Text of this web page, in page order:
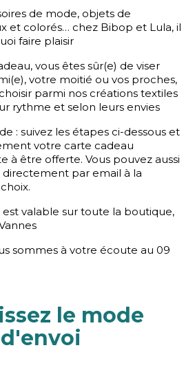
de mode, objets de
et colorés… chez Bibop et Lula, il
faire plaisir
vous êtes sûr(e) de viser
votre moitié ou vos proches,
parmi nos créations textiles
rythme et selon leurs envies
: suivez les étapes ci-dessous et
votre carte cadeau
à être offerte. Vous pouvez aussi
directement par email à la
est valable sur toute la boutique,
sommes à votre écoute au 09
le mode
d'envoi